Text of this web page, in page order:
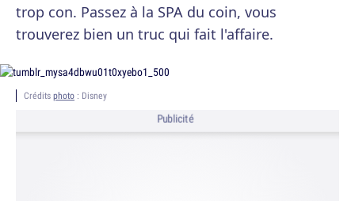
trop con. Passez à la SPA du coin, vous
trouverez bien un truc qui fait l'affaire.
Crédits photo : Disney
Publicité